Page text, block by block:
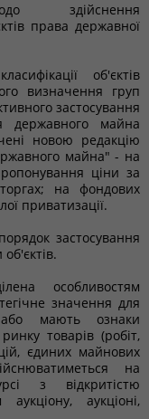
здійснення
права державної
об'єктів
визначення груп
застосування
державного майна
новою редакцію
майна" - на
ціни за
на фондових
приватизації.
застосування
особливостям
значення для
мають ознаки
товарів (робіт,
єдиних майнових
на
з відкритістю
аукціоні,